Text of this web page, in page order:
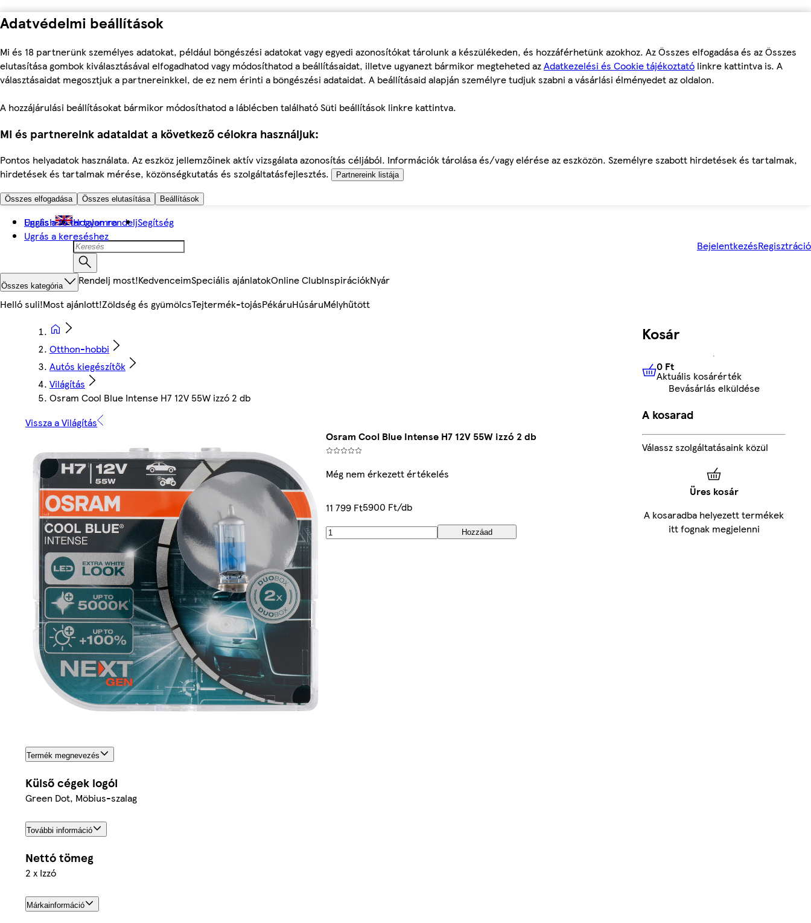
Adatvédelmi beállítások
Mi és 18 partnerünk személyes adatokat, például böngészési adatokat vagy egyedi azonosítókat tárolunk a készülékeden, és hozzáférhetünk azokhoz. Az Összes elfogadása és az Összes
elutasítása gombok kiválasztásával elfogadhatod vagy módosíthatod a beállításaidat, illetve ugyanezt bármikor megteheted azAdatkezelési és Cookie tájékoztató linkre kattintva is. A
választásaidat megosztjuk a partnereinkkel, de ez nem érinti a böngészési adataidat. A beállításaid alapján személyre tudjuk szabni a vásárlási élményedet az oldalon.
A hozzájárulási beállításokat bármikor módosíthatod a láblécben található Süti beállítások linkre kattintva.
Mi és partnereink adataidat a következő célokra használjuk:
Pontos helyadatok használata. Az eszköz jellemzőinek aktív vizsgálata azonosítás céljából. Információk tárolása és/vagy elérése az eszközön. Személyre szabott hirdetések és tartalmak,
hirdetések és tartalmak mérése, közönségkutatás és szolgáltatásfejlesztés.
Partnereink listája
Összes elfogadása Összes elutasítása Beállítások
Ugrás a fő tartalomra
Ugrás a kereséshez
English Hogyan rendeljSegítség
BejelentkezésRegisztráció
Összes kategória Rendelj most!KedvenceimSpeciális ajánlatokOnline ClubInspirációkNyár
Helló suli!Most ajánlott!Zöldség és gyümölcsTejtermék-tojásPékáruHúsáruMélyhűtött
Otthon-hobbi
Autós kiegészítők
Világítás
Osram Cool Blue Intense H7 12V 55W izzó 2 db
Vissza a Világítás
Osram Cool Blue Intense H7 12V 55W izzó 2 db
Még nem érkezett értékelés
11 799 Ft5900 Ft/db
Hozzáad
Termék megnevezés
Külső cégek logói
Green Dot, Möbius-szalag
További információ
Nettó tömeg
2 x Izzó
Márkainformáció
Kosár
0 FtAktuális kosárérték
0 Ft
Aktuális kosárérték
Bevásárlás elküldése
A kosarad
Válassz szolgáltatásaink közül
Üres kosár
A kosaradba helyezett termékek
itt fognak megjelenni